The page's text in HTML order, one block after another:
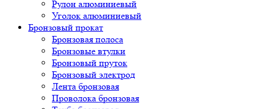
Рулон алюминиевый
Уголок алюминиевый
Бронзовый прокат
Бронзовая полоса
Бронзовые втулки
Бронзовый пруток
Бронзовый электрод
Лента бронзовая
Проволока бронзовая